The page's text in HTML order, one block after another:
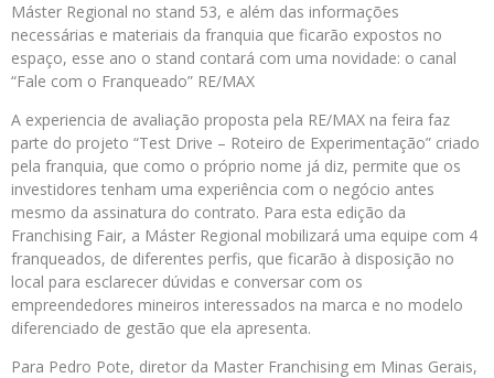
Máster Regional no stand 53, e além das informações
necessárias e materiais da franquia que ficarão expostos no
espaço, esse ano o stand contará com uma novidade: o canal
“Fale com o Franqueado” RE/MAX
A experiencia de avaliação proposta pela RE/MAX na feira faz
parte do projeto “Test Drive – Roteiro de Experimentação” criado
pela franquia, que como o próprio nome já diz, permite que os
investidores tenham uma experiência com o negócio antes
mesmo da assinatura do contrato. Para esta edição da
Franchising Fair, a Máster Regional mobilizará uma equipe com 4
franqueados, de diferentes perfis, que ficarão à disposição no
local para esclarecer dúvidas e conversar com os
empreendedores mineiros interessados na marca e no modelo
diferenciado de gestão que ela apresenta.
Para Pedro Pote, diretor da Master Franchising em Minas Gerais,